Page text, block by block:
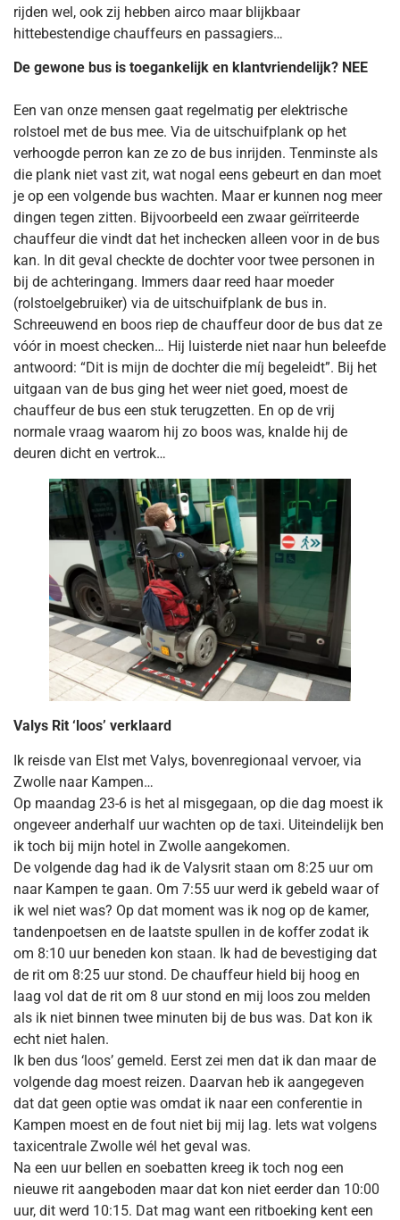
rijden wel, ook zij hebben airco maar blijkbaar
hittebestendige chauffeurs en passagiers…
De gewone bus is toegankelijk en klantvriendelijk? NEE
Een van onze mensen gaat regelmatig per elektrische
rolstoel met de bus mee. Via de uitschuifplank op het
verhoogde perron kan ze zo de bus inrijden. Tenminste als
die plank niet vast zit, wat nogal eens gebeurt en dan moet
je op een volgende bus wachten. Maar er kunnen nog meer
dingen tegen zitten. Bijvoorbeeld een zwaar geïrriteerde
chauffeur die vindt dat het inchecken alleen voor in de bus
kan. In dit geval checkte de dochter voor twee personen in
bij de achteringang. Immers daar reed haar moeder
(rolstoelgebruiker) via de uitschuifplank de bus in.
Schreeuwend en boos riep de chauffeur door de bus dat ze
vóór in moest checken… Hij luisterde niet naar hun beleefde
antwoord: “Dit is mijn de dochter die míj begeleidt”. Bij het
uitgaan van de bus ging het weer niet goed, moest de
chauffeur de bus een stuk terugzetten. En op de vrij
normale vraag waarom hij zo boos was, knalde hij de
deuren dicht en vertrok…
Valys Rit ‘loos’ verklaard
Ik reisde van Elst met Valys, bovenregionaal vervoer, via
Zwolle naar Kampen…
Op maandag 23-6 is het al misgegaan, op die dag moest ik
ongeveer anderhalf uur wachten op de taxi. Uiteindelijk ben
ik toch bij mijn hotel in Zwolle aangekomen.
De volgende dag had ik de Valysrit staan om 8:25 uur om
naar Kampen te gaan. Om 7:55 uur werd ik gebeld waar of
ik wel niet was? Op dat moment was ik nog op de kamer,
tandenpoetsen en de laatste spullen in de koffer zodat ik
om 8:10 uur beneden kon staan. Ik had de bevestiging dat
de rit om 8:25 uur stond. De chauffeur hield bij hoog en
laag vol dat de rit om 8 uur stond en mij loos zou melden
als ik niet binnen twee minuten bij de bus was. Dat kon ik
echt niet halen.
Ik ben dus ‘loos’ gemeld. Eerst zei men dat ik dan maar de
volgende dag moest reizen. Daarvan heb ik aangegeven
dat dat geen optie was omdat ik naar een conferentie in
Kampen moest en de fout niet bij mij lag. Iets wat volgens
taxicentrale Zwolle wél het geval was.
Na een uur bellen en soebatten kreeg ik toch nog een
nieuwe rit aangeboden maar dat kon niet eerder dan 10:00
uur, dit werd 10:15. Dat mag want een ritboeking kent een